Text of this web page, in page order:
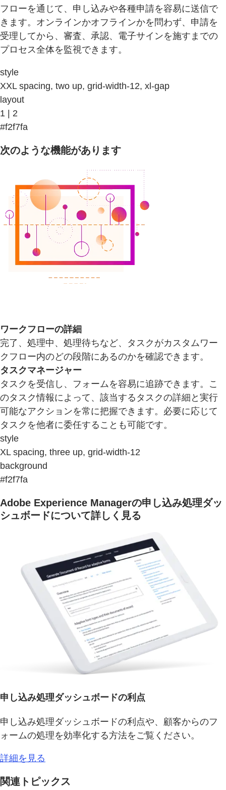
フローを通じて、申し込みや各種申請を容易に送信で
きます。オンラインかオフラインかを問わず、申請を
受理してから、審査、承認、電子サインを施すまでの
プロセス全体を監視できます。
style
XXL spacing, two up, grid-width-12, xl-gap
layout
1 | 2
#f2f7fa
次のような機能があります
ワークフローの詳細
完了、処理中、処理待ちなど、タスクがカスタムワー
クフロー内のどの段階にあるのかを確認できます。
タスクマネージャー
タスクを受信し、フォームを容易に追跡できます。こ
のタスク情報によって、該当するタスクの詳細と実行
可能なアクションを常に把握できます。必要に応じて
タスクを他者に委任することも可能です。
style
XL spacing, three up, grid-width-12
background
#f2f7fa
Adobe Experience Managerの申し込み処理ダッ
シュボードについて詳しく見る
申し込み処理ダッシュボードの利点
申し込み処理ダッシュボードの利点や、顧客からのフ
ォームの処理を効率化する方法をご覧ください。
詳細を見る
関連トピックス